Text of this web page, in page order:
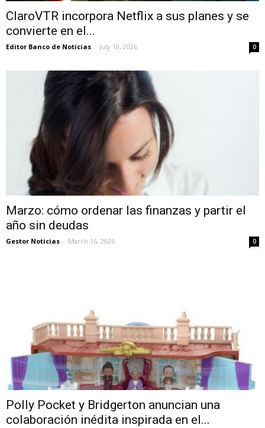
ClaroVTR incorpora Netflix a sus planes y se
convierte en el...
Editor Banco de Noticias - July 10, 2026 0
Marzo: cómo ordenar las finanzas y partir el
año sin deudas
Gestor Noticias - March 16, 2026 0
Polly Pocket y Bridgerton anuncian una
colaboración inédita inspirada en el...